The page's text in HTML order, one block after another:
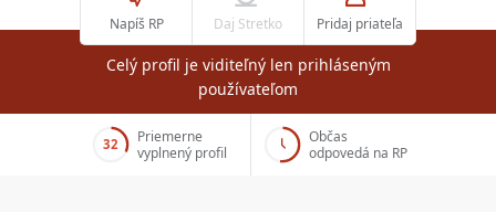
Napíš RP Daj Stretko Pridaj priateľa
Celý profil je viditeľný len prihláseným
používateľom
32
Priemerne
vyplnený profil
Občas
odpovedá na RP